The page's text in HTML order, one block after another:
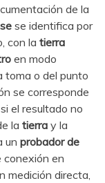
de la
se identifica por
con la tierra
en modo
toma o del punto
se corresponde
el resultado no
la tierra y la
un probador de
conexión en
medición directa,